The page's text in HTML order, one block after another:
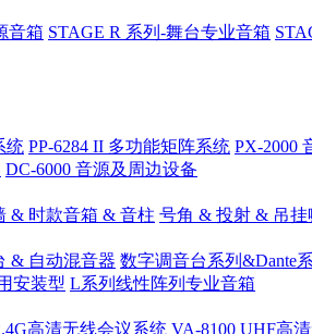
音箱 STAGE R 系列-舞台专业音箱
统 PP-6284 II 多功能矩阵系统 PX-2000
DC-6000 音源及周边设备
& 时款音箱 & 音柱 号角 & 投射 & 吊挂
& 自动混音器 数字调音台系列&Dante
安装型 L系列线性阵列专业音箱
高清无线会议系统 VA-8100 UHF高